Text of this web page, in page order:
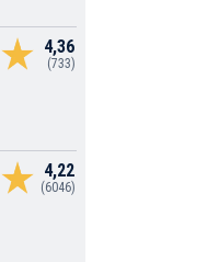
4,36
(733)
4,22
(6046)